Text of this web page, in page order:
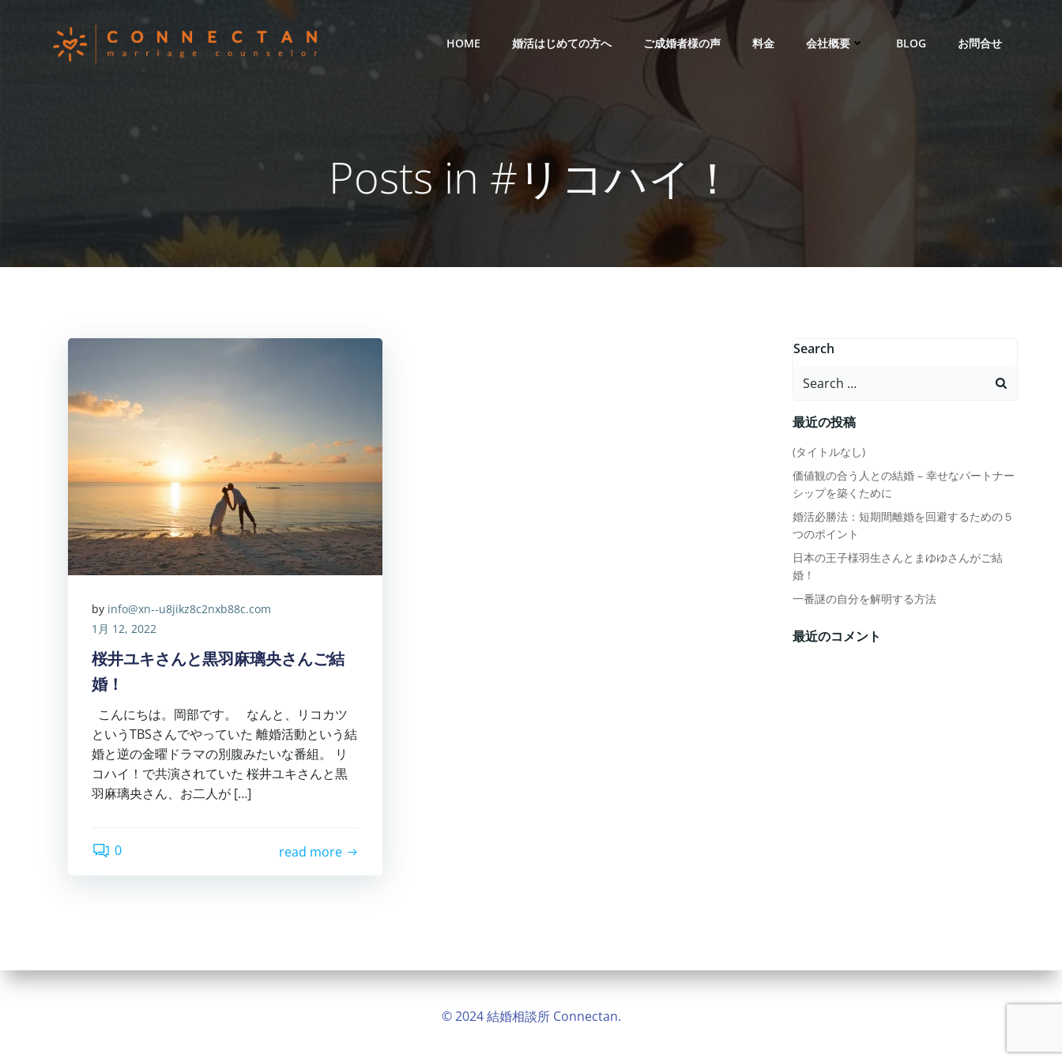
HOME 婚活はじめての方へ ご成婚者様の声 料金 会社概要 BLOG お問合せ
Posts in #リコハイ！
by info@xn--u8jikz8c2nxb88c.com
1月 12, 2022
桜井ユキさんと黒羽麻璃央さんご結
婚！
こんにちは。岡部です。 なんと、リコカツ
というTBSさんでやっていた 離婚活動という結
婚と逆の金曜ドラマの別腹みたいな番組。 リ
コハイ！で共演されていた 桜井ユキさんと黒
羽麻璃央さん、お二人が […]
0 read more
Search
Search
最近の投稿
(タイトルなし)
価値観の合う人との結婚 – 幸せなパートナー
シップを築くために
婚活必勝法：短期間離婚を回避するための５
つのポイント
日本の王子様羽生さんとまゆゆさんがご結
婚！
一番謎の自分を解明する方法
最近のコメント
© 2024 結婚相談所 Connectan.